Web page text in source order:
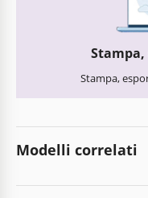
Stampa,
Modelli correlati